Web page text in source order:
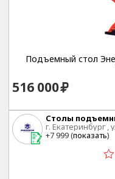
Подъемный стол
516 000
Столы
г. Екатеринбург ,
+7 999 (показать)